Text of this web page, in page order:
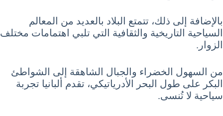
بالإضافة إلى ذلك، تتمتع البلاد بالعديد من المعالم
السياحية التاريخية والثقافية التي تلبي اهتمامات مختلف
الزوار.
من السهول الخضراء والجبال الشاهقة إلى الشواطئ
البكر على طول البحر الأدرياتيكي، تقدم ألبانيا تجربة
سياحية لا تُنسى.